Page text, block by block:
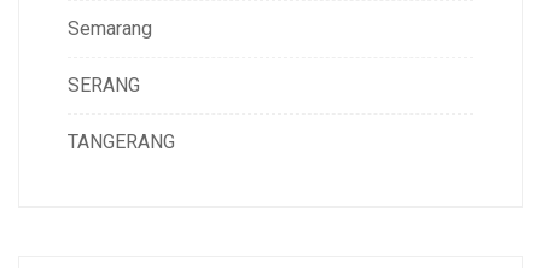
Semarang
SERANG
TANGERANG